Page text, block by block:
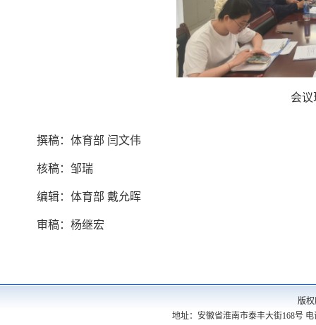
会
撰稿：体育部 闫文伟
核稿：邹瑞
编辑：体育部 戴允晖
审稿：杨继宏
版
地址：安徽省淮南市泰丰大街168号